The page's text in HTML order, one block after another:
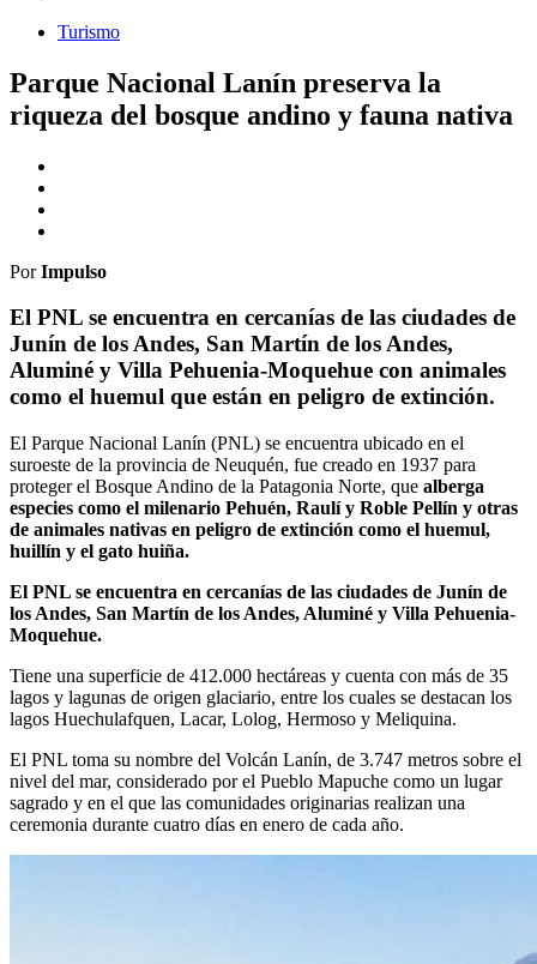
Turismo
Parque Nacional Lanín preserva la
riqueza del bosque andino y fauna nativa
PorImpulso
El PNL se encuentra en cercanías de las ciudades de
Junín de los Andes, San Martín de los Andes,
Aluminé y Villa Pehuenia-Moquehue con animales
como el huemul que están en peligro de extinción.
El Parque Nacional Lanín (PNL) se encuentra ubicado en el
suroeste de la provincia de Neuquén, fue creado en 1937 para
proteger el Bosque Andino de la Patagonia Norte, que alberga
especies como el milenario Pehuén, Raulí y Roble Pellín y otras
de animales nativas en peligro de extinción como el huemul,
huillín y el gato huiña.
El PNL se encuentra en cercanías de las ciudades de Junín de
los Andes, San Martín de los Andes, Aluminé y Villa Pehuenia-
Moquehue.
Tiene una superficie de 412.000 hectáreas y cuenta con más de 35
lagos y lagunas de origen glaciario, entre los cuales se destacan los
lagos Huechulafquen, Lacar, Lolog, Hermoso y Meliquina.
El PNL toma su nombre del Volcán Lanín, de 3.747 metros sobre el
nivel del mar, considerado por el Pueblo Mapuche como un lugar
sagrado y en el que las comunidades originarias realizan una
ceremonia durante cuatro días en enero de cada año.